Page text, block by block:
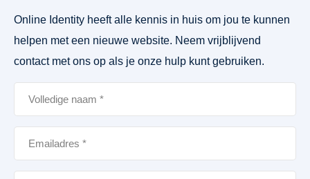
Online Identity heeft alle kennis in huis om jou te kunnen
helpen met een nieuwe website. Neem vrijblijvend
contact met ons op als je onze hulp kunt gebruiken.